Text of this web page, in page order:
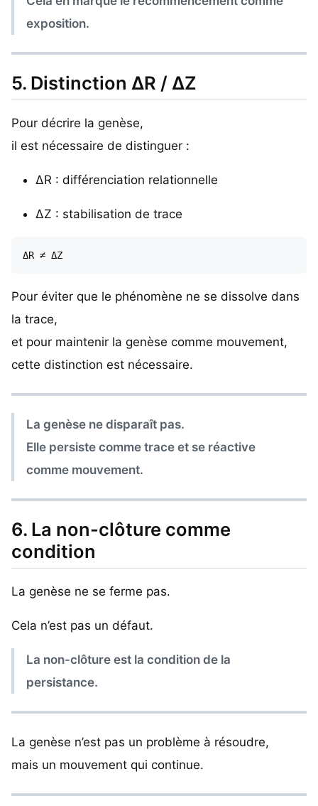
exposition.
5. Distinction ΔR / ΔZ
Pour décrire la genèse,
il est nécessaire de distinguer :
ΔR : différenciation relationnelle
ΔZ : stabilisation de trace
Pour éviter que le phénomène ne se dissolve dans
la trace,
et pour maintenir la genèse comme mouvement,
cette distinction est nécessaire.
La genèse ne disparaît pas.
Elle persiste comme trace et se réactive
comme mouvement.
6. La non-clôture comme
condition
La genèse ne se ferme pas.
Cela n’est pas un défaut.
La non-clôture est la condition de la
persistance.
La genèse n’est pas un problème à résoudre,
mais un mouvement qui continue.